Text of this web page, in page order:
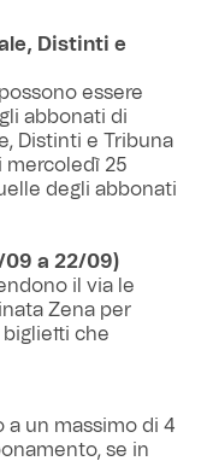
Distinti e
essere
abbonati di
Distinti e Tribuna
mercoledì 25
degli abbonati
09 a 22/09)
il via le
Zena per
biglietti che
a un massimo di 4
se in